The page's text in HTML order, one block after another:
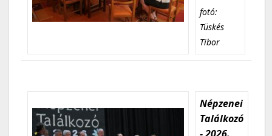
fotó:
Tüskés
Tibor
Népzenei
Találkozó